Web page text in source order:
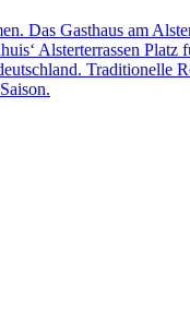
Das Gasthaus am
Alsterterrassen Platz
Traditionelle